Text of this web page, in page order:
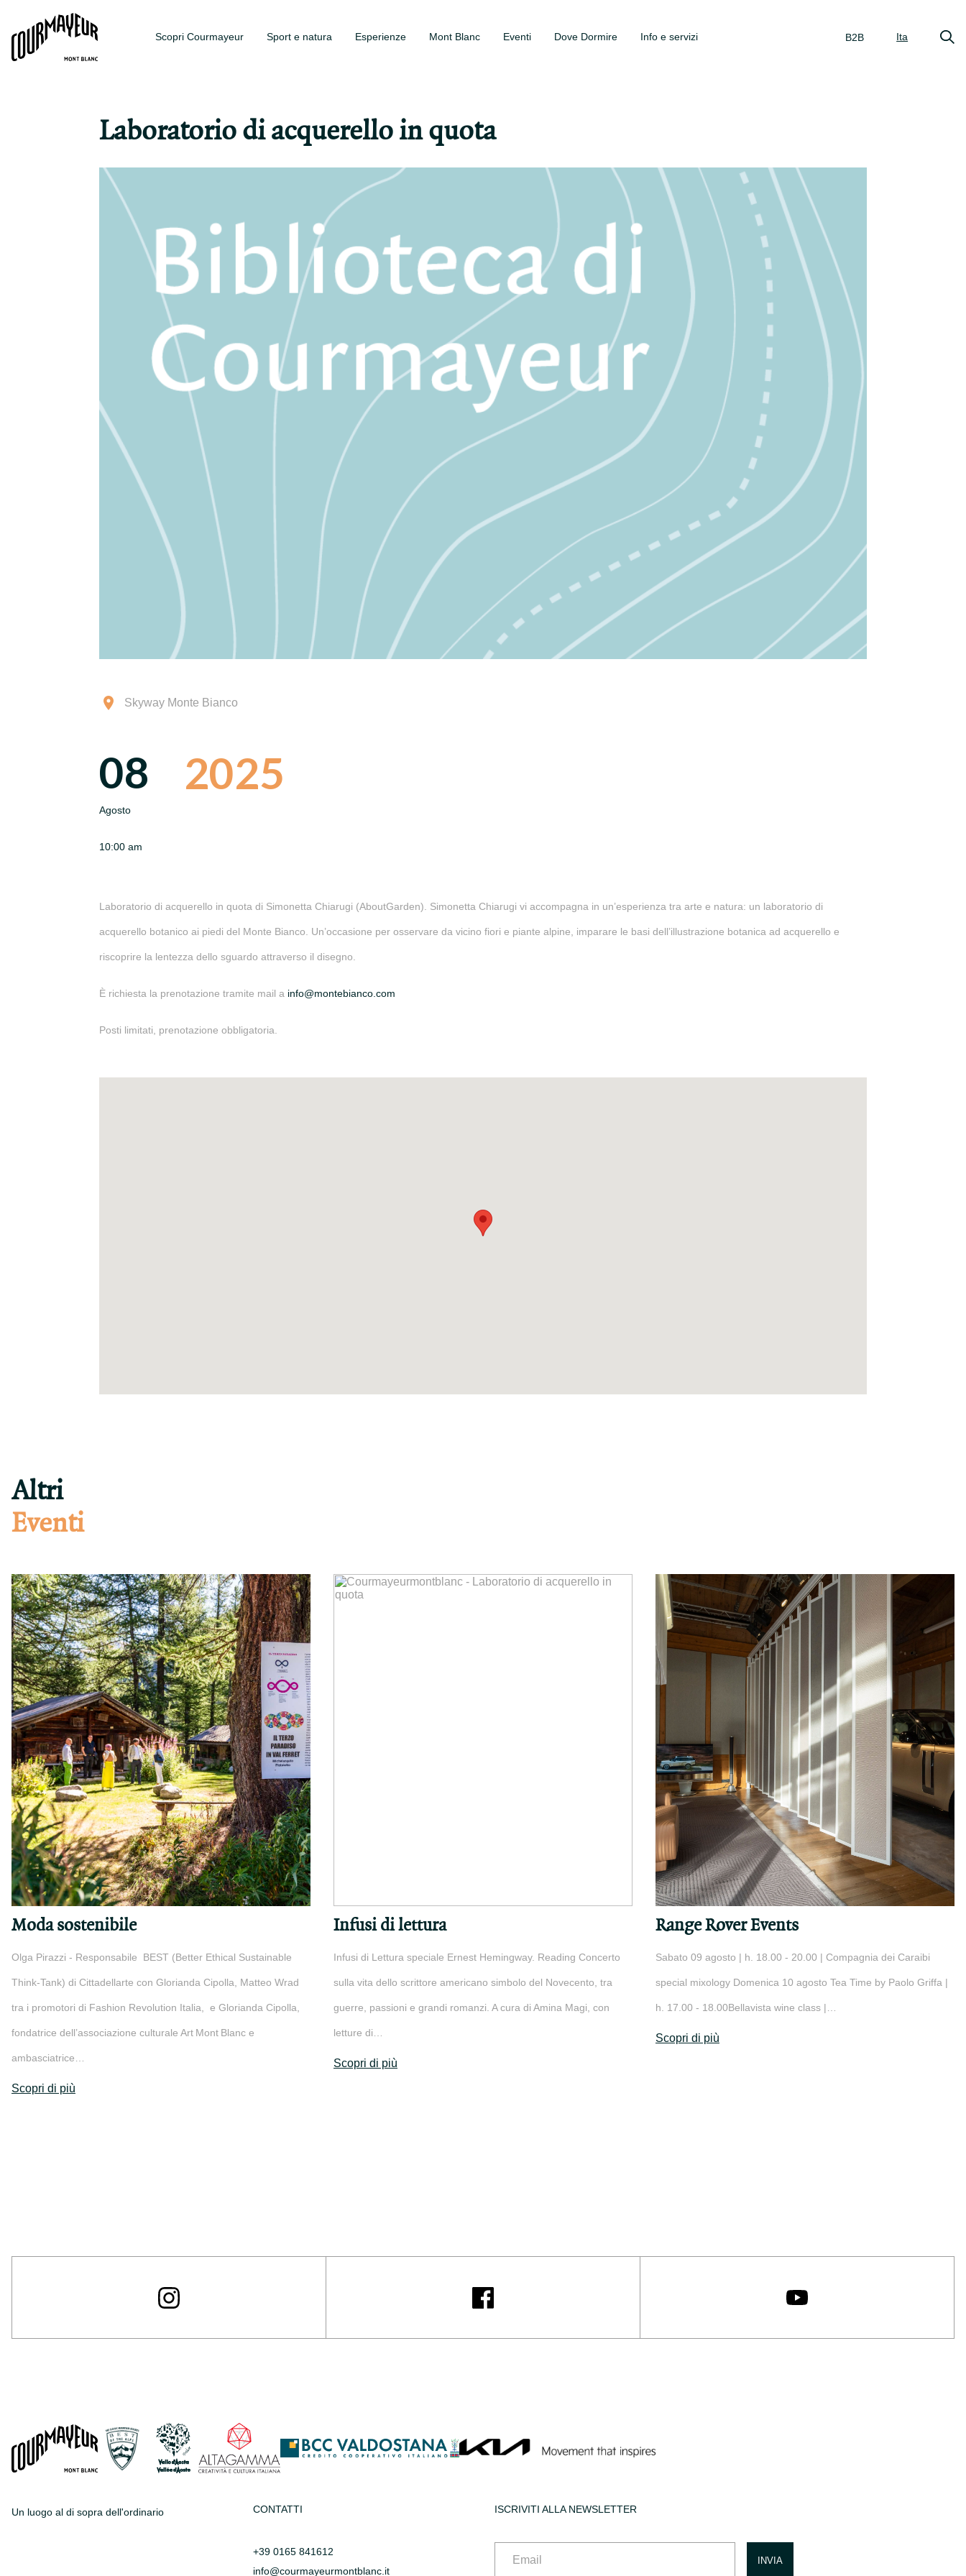
Scopri Courmayeur Sport e natura Esperienze Mont Blanc Eventi Dove Dormire Info e servizi B2B Ita
Laboratorio di acquerello in quota
Skyway Monte Bianco
08
Agosto
2025
10:00 am
Laboratorio di acquerello in quota di Simonetta Chiarugi (AboutGarden). Simonetta Chiarugi vi accompagna in un’esperienza tra arte e natura: un laboratorio di
acquerello botanico ai piedi del Monte Bianco. Un’occasione per osservare da vicino fiori e piante alpine, imparare le basi dell’illustrazione botanica ad acquerello e
riscoprire la lentezza dello sguardo attraverso il disegno.
È richiesta la prenotazione tramite mail a info@montebianco.com
Posti limitati, prenotazione obbligatoria.
Altri
Eventi
Moda sostenibile
Olga Pirazzi - Responsabile BEST (Better Ethical Sustainable
Think-Tank) di Cittadellarte con Glorianda Cipolla, Matteo Wrad
tra i promotori di Fashion Revolution Italia, e Glorianda Cipolla,
fondatrice dell’associazione culturale Art Mont Blanc e
ambasciatrice…
Scopri di più
Infusi di lettura
Infusi di Lettura speciale Ernest Hemingway. Reading Concerto
sulla vita dello scrittore americano simbolo del Novecento, tra
guerre, passioni e grandi romanzi. A cura di Amina Magi, con
letture di…
Scopri di più
Range Rover Events
Sabato 09 agosto | h. 18.00 - 20.00 | Compagnia dei Caraibi
special mixology Domenica 10 agosto Tea Time by Paolo Griffa |
h. 17.00 - 18.00Bellavista wine class |…
Scopri di più
Un luogo al di sopra dell'ordinario CONTATTI
+39 0165 841612
info@courmayeurmontblanc.it
ISCRIVITI ALLA NEWSLETTER